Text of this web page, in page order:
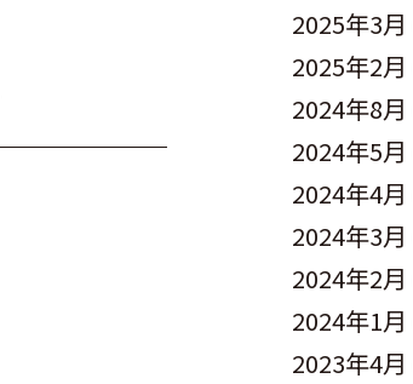
2025年3月
2025年2月
2024年8月
2024年5月
2024年4月
2024年3月
2024年2月
2024年1月
2023年4月